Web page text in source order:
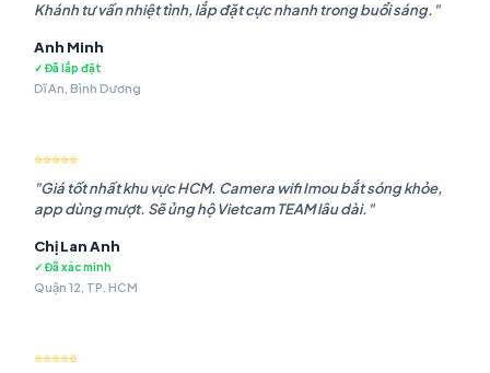
Khánh tư vấn nhiệt tình, lắp đặt cực nhanh trong buổi sáng."
Anh Minh
✓ Đã lắp đặt
Dĩ An, Bình Dương
⭐⭐⭐⭐⭐
"Giá tốt nhất khu vực HCM. Camera wifi Imou bắt sóng khỏe,
app dùng mượt. Sẽ ủng hộ Vietcam TEAM lâu dài."
Chị Lan Anh
✓ Đã xác minh
Quận 12, TP. HCM
⭐⭐⭐⭐⭐